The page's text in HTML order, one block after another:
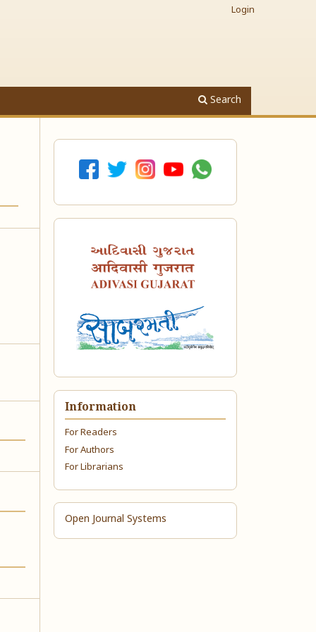
Search
Login
Information
For Readers
For Authors
For Librarians
Open Journal Systems